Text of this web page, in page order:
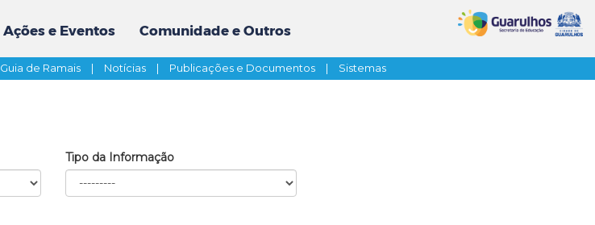
Ações e Eventos Comunidade e Outros
Guia de Ramais | Notícias | Publicações e Documentos | Sistemas
Tipo da Informação